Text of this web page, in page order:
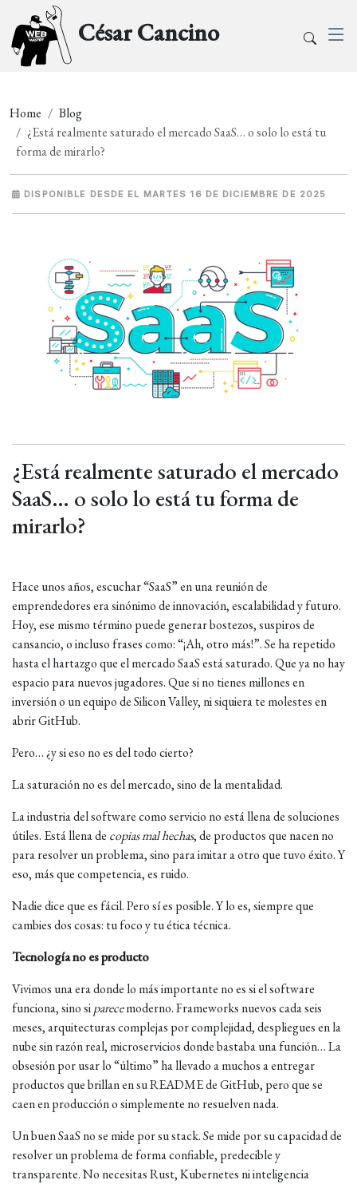
César Cancino
Home
Blog
¿Está realmente saturado el mercado SaaS… o solo lo está tu
forma de mirarlo?
DISPONIBLE DESDE EL MARTES 16 DE DICIEMBRE DE 2025
¿Está realmente saturado el mercado
SaaS… o solo lo está tu forma de
mirarlo?
Hace unos años, escuchar “SaaS” en una reunión de
emprendedores era sinónimo de innovación, escalabilidad y futuro.
Hoy, ese mismo término puede generar bostezos, suspiros de
cansancio, o incluso frases como: “¡Ah, otro más!”. Se ha repetido
hasta el hartazgo que el mercado SaaS está saturado. Que ya no hay
espacio para nuevos jugadores. Que si no tienes millones en
inversión o un equipo de Silicon Valley, ni siquiera te molestes en
abrir GitHub.
Pero… ¿y si eso no es del todo cierto?
La saturación no es del mercado, sino de la mentalidad.
La industria del software como servicio no está llena de soluciones
útiles. Está llena de copias mal hechas, de productos que nacen no
para resolver un problema, sino para imitar a otro que tuvo éxito. Y
eso, más que competencia, es ruido.
Nadie dice que es fácil. Pero sí es posible. Y lo es, siempre que
cambies dos cosas: tu foco y tu ética técnica.
Tecnología no es producto
Vivimos una era donde lo más importante no es si el software
funciona, sino siparecemoderno. Frameworks nuevos cada seis
meses, arquitecturas complejas por complejidad, despliegues en la
nube sin razón real, microservicios donde bastaba una función… La
obsesión por usar lo “último” ha llevado a muchos a entregar
productos que brillan en su README de GitHub, pero que se
caen en producción o simplemente no resuelven nada.
Un buen SaaS no se mide por su stack. Se mide por su capacidad de
resolver un problema de forma confiable, predecible y
transparente. No necesitas Rust, Kubernetes ni inteligencia